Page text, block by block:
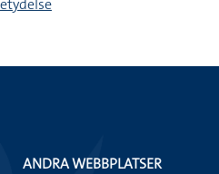
ANDRA WEBBPLATSER